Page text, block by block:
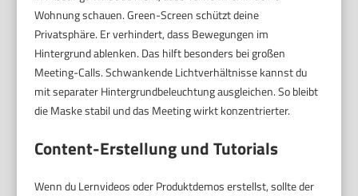
Wohnung schauen. Green-Screen schützt deine
Privatsphäre. Er verhindert, dass Bewegungen im
Hintergrund ablenken. Das hilft besonders bei großen
Meeting-Calls. Schwankende Lichtverhältnisse kannst du
mit separater Hintergrundbeleuchtung ausgleichen. So bleibt
die Maske stabil und das Meeting wirkt konzentrierter.
Content-Erstellung und Tutorials
Wenn du Lernvideos oder Produktdemos erstellst, sollte der